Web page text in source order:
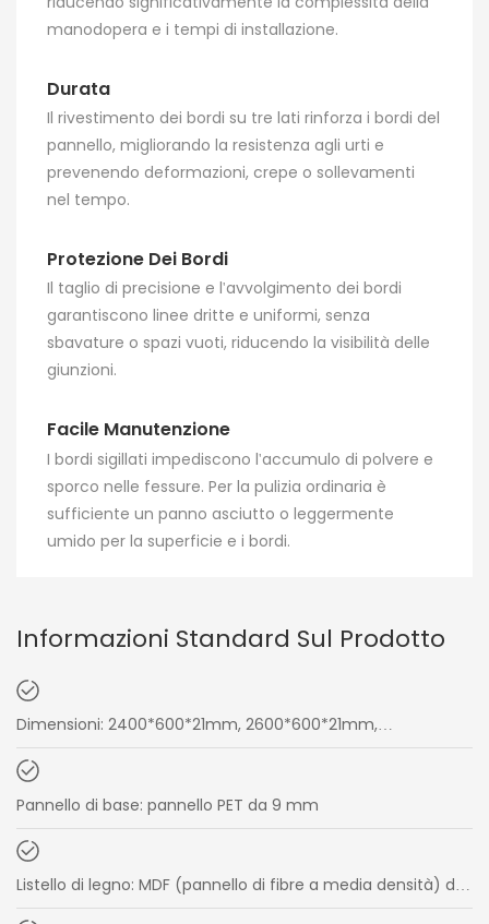
manodopera e i tempi di installazione.
Durata
Il rivestimento dei bordi su tre lati rinforza i bordi del
pannello, migliorando la resistenza agli urti e
prevenendo deformazioni, crepe o sollevamenti
nel tempo.
Protezione Dei Bordi
Il taglio di precisione e l'avvolgimento dei bordi
garantiscono linee dritte e uniformi, senza
sbavature o spazi vuoti, riducendo la visibilità delle
giunzioni.
Facile Manutenzione
I bordi sigillati impediscono l'accumulo di polvere e
sporco nelle fessure. Per la pulizia ordinaria è
sufficiente un panno asciutto o leggermente
umido per la superficie e i bordi.
Informazioni Standard Sul Prodotto
Dimensioni: 2400*600*21mm, 2600*600*21mm,
3000*600*21mm
Pannello di base: pannello PET da 9 mm
Listello di legno: MDF (pannello di fibre a media densità) da
12 mm